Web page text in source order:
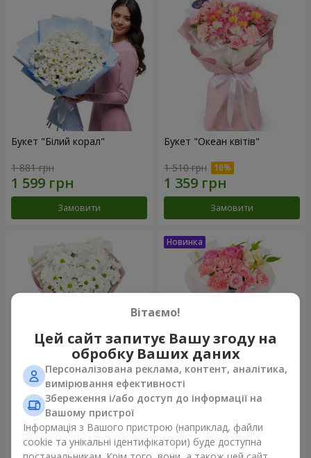
Букет "Білий корал"
1 881 грн
Замовити
Букет "Океан квітів"
1 510 грн
Замовити
Букет "White happiness"
999 грн
Замовити
Букет "Рожевий зефір"
Замовити
Вітаємо!
Цей сайт запитує Вашу згоду на
обробку Ваших даних
Персоналізована реклама, контент, аналітика,
вимірювання ефективності
Збереження і/або доступ до інформації на
Вашому пристрої
Інформація з Вашого пристрою (наприклад, файли
cookie та унікальні ідентифікатори) буде доступна